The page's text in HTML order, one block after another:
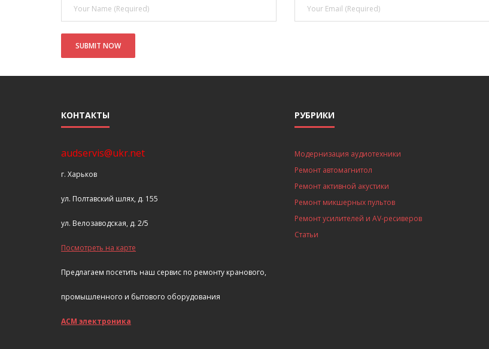
КОНТАКТЫ
audservis@ukr.net
г. Харьков
ул. Полтавский шлях, д. 155
ул. Велозаводская, д. 2/5
Посмотреть на карте
Предлагаем посетить наш сервис по ремонту кранового,
промышленного и бытового оборудования
АСМ электроника
РУБРИКИ
Модернизация аудиотехники
Ремонт автомагнитол
Ремонт активной акустики
Ремонт микшерных пультов
Ремонт усилителей и AV-ресиверов
Статьи